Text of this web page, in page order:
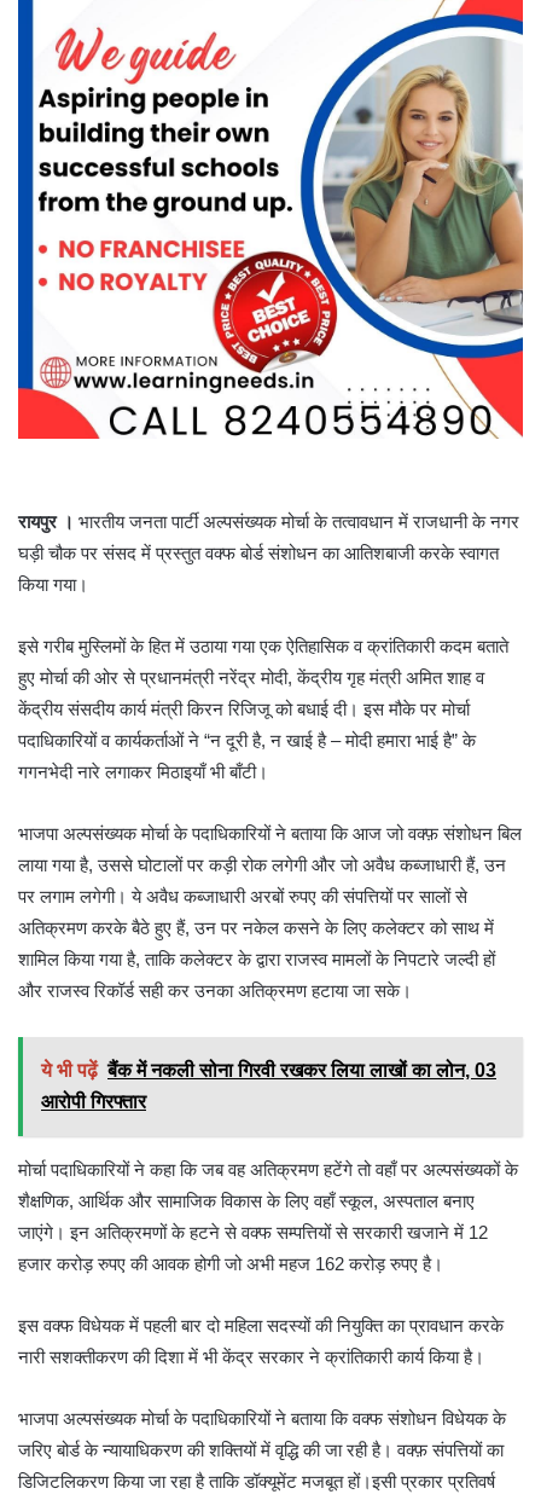
रायपुर । भारतीय जनता पार्टी अल्पसंख्यक मोर्चा के तत्वावधान में राजधानी के नगर
घड़ी चौक पर संसद में प्रस्तुत वक्फ बोर्ड संशोधन का आतिशबाजी करके स्वागत
किया गया।
इसे गरीब मुस्लिमों के हित में उठाया गया एक ऐतिहासिक व क्रांतिकारी कदम बताते
हुए मोर्चा की ओर से प्रधानमंत्री नरेंद्र मोदी, केंद्रीय गृह मंत्री अमित शाह व
केंद्रीय संसदीय कार्य मंत्री किरन रिजिजू को बधाई दी। इस मौके पर मोर्चा
पदाधिकारियों व कार्यकर्ताओं ने “न दूरी है, न खाई है – मोदी हमारा भाई है” के
गगनभेदी नारे लगाकर मिठाइयाँ भी बाँटी।
भाजपा अल्पसंख्यक मोर्चा के पदाधिकारियों ने बताया कि आज जो वक्फ़ संशोधन बिल
लाया गया है, उससे घोटालों पर कड़ी रोक लगेगी और जो अवैध कब्जाधारी हैं, उन
पर लगाम लगेगी। ये अवैध कब्जाधारी अरबों रुपए की संपत्तियों पर सालों से
अतिक्रमण करके बैठे हुए हैं, उन पर नकेल कसने के लिए कलेक्टर को साथ में
शामिल किया गया है, ताकि कलेक्टर के द्वारा राजस्व मामलों के निपटारे जल्दी हों
और राजस्व रिकॉर्ड सही कर उनका अतिक्रमण हटाया जा सके।
ये भी पढ़ें बैंक में नकली सोना गिरवी रखकर लिया लाखों का लोन, 03
आरोपी गिरफ्तार
मोर्चा पदाधिकारियों ने कहा कि जब वह अतिक्रमण हटेंगे तो वहाँ पर अल्पसंख्यकों के
शैक्षणिक, आर्थिक और सामाजिक विकास के लिए वहाँ स्कूल, अस्पताल बनाए
जाएंगे। इन अतिक्रमणों के हटने से वक्फ सम्पत्तियों से सरकारी खजाने में 12
हजार करोड़ रुपए की आवक होगी जो अभी महज 162 करोड़ रुपए है।
इस वक्फ विधेयक में पहली बार दो महिला सदस्यों की नियुक्ति का प्रावधान करके
नारी सशक्तीकरण की दिशा में भी केंद्र सरकार ने क्रांतिकारी कार्य किया है।
भाजपा अल्पसंख्यक मोर्चा के पदाधिकारियों ने बताया कि वक्फ संशोधन विधेयक के
जरिए बोर्ड के न्यायाधिकरण की शक्तियों में वृद्धि की जा रही है। वक्फ़ संपत्तियों का
डिजिटलिकरण किया जा रहा है ताकि डॉक्यूमेंट मजबूत हों।इसी प्रकार प्रतिवर्ष